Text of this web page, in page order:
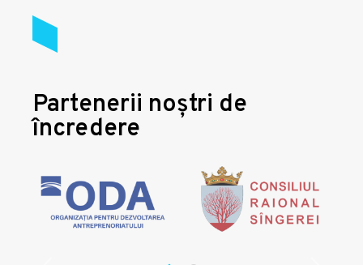
Partenerii noștri de
încredere